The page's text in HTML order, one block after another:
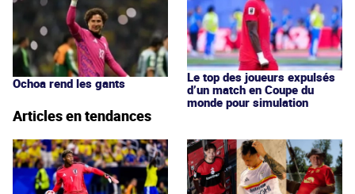
Ochoa rend les gants
Le top des joueurs expulsés
d’un match en Coupe du
monde pour simulation
Articles en tendances